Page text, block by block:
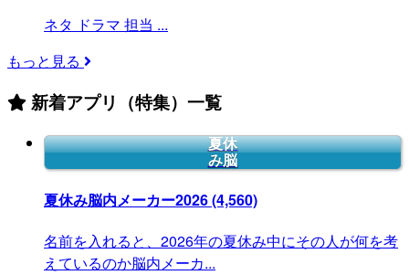
ネタ ドラマ 担当 ...
もっと見る
新着アプリ（特集）一覧
夏休
み脳
夏休み脳内メーカー2026(4,560)
名前を入れると、2026年の夏休み中にその人が何を考
えているのか脳内メーカ...